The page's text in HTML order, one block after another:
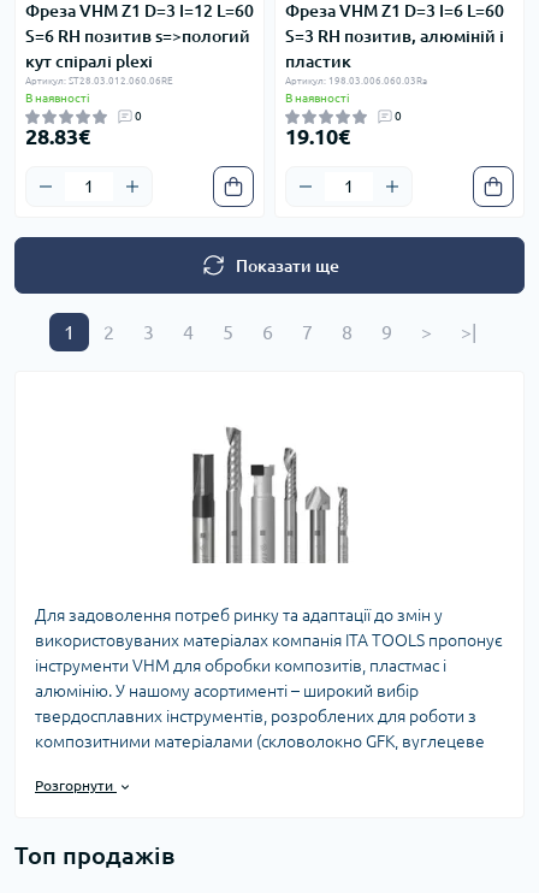
Фреза VHM Z1 D=3 I=12 L=60
S=6 RH позитив s=>пологий
кут спіралі plexi
Артикул: ST28.03.012.060.06RE
В наявності
0
28.83€
Фреза VHM Z1 D=3 I=6 L=60
S=3 RH позитив, алюміній і
пластик
Артикул: 198.03.006.060.03Ra
В наявності
0
19.10€
Показати ще
1 2 3 4 5 6 7 8 9 > >|
Для задоволення потреб ринку та адаптації до змін у
використовуваних матеріалах компанія ITA TOOLS пропонує
інструменти VHM для обробки композитів, пластмас і
алюмінію. У нашому асортименті – широкий вибір
твердосплавних інструментів, розроблених для роботи з
композитними матеріалами (скловолокно GFK, вуглецеве
пластмасами (поліетилен PE, полікарбонат PW, поліамід ПА,
та алюмінієм (PA1, PA6, PA7, PA11 тощо).
Розгорнути
Топ продажів